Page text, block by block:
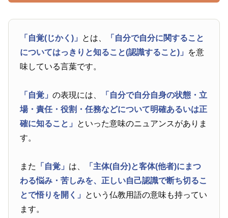
「自覚(じかく)」 とは、
「自分で自分に関すること
についてはっきりと知ること(認識すること)」 を意
味している言葉です。
「自覚」の表現には、
「自分で自分自身の状態・立
場・責任・役割・任務などについて明確あるいは正
確に知ること」 といった意味のニュアンスがありま
す。
また 「自覚」 は、
「主体(自分)と客体(他者)にまつ
わる悩み・苦しみを、正しい自己認識で断ち切るこ
とで悟りを開く」 という仏教用語の意味も持ってい
ます。